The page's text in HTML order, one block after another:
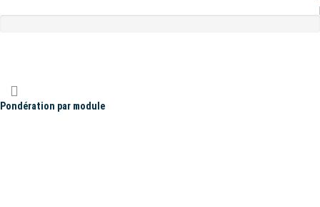
Pondération par module